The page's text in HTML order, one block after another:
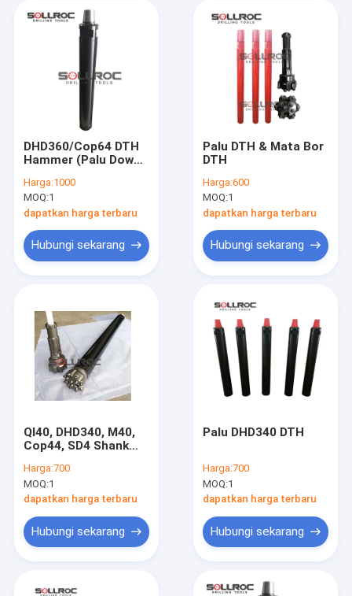
DHD360/Cop64 DTH
Hammer (Palu Down
Harga:1000
MOQ:1
dapatkan harga terbaru
Hubungi sekarang
Palu DTH & Mata Bor
DTH
Harga:600
MOQ:1
dapatkan harga terbaru
Hubungi sekarang
Ql40, DHD340, M40,
Cop44, SD4 Shank
Harga:700
MOQ:1
dapatkan harga terbaru
Hubungi sekarang
Palu DHD340 DTH
Harga:700
MOQ:1
dapatkan harga terbaru
Hubungi sekarang